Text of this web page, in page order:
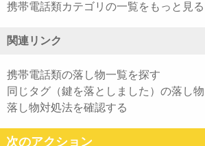
携帯電話類カテゴリの一覧をもっと見る
関連リンク
携帯電話類の落し物一覧を探す
同じタグ（鍵を落としました）の落し
落し物対処法を確認する
次のアクション